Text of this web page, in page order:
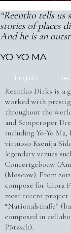
“Reentko tells us
stories of places
And he is an
YO YO MA
English
Reentko Dirks is a
worked with
throughout the
and Semperoper
including Yo-Yo
virtuoso Ksenija
legendary venues
Concertgebouw
(Moscow). From
compose for Giora
most recent project
“Nationalstraße”
composed in
Pötzsch).